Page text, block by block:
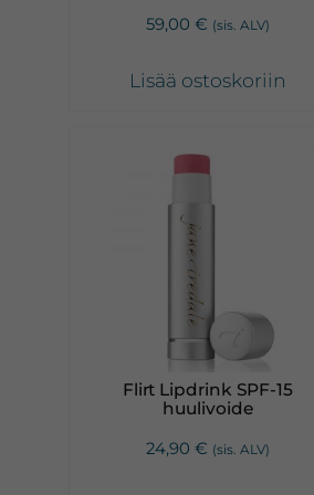
59,00 € (sis. ALV)
Lisää ostoskoriin
Flirt Lipdrink SPF-15
huulivoide
24,90 € (sis. ALV)